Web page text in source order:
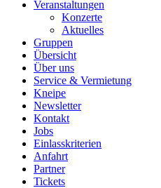
Veranstaltungen
Konzerte
Aktuelles
Gruppen
Übersicht
Über uns
Service & Vermietung
Kneipe
Newsletter
Kontakt
Jobs
Einlasskriterien
Anfahrt
Partner
Tickets